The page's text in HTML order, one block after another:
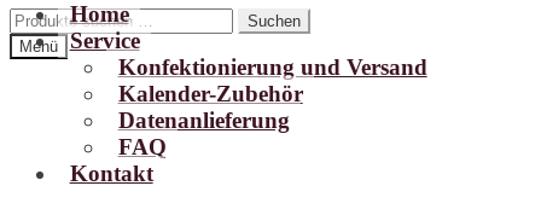
Zur
Navigation
springen
Zum
Inhalt
springen
Suchen
nach:
Suchen
Menü
Home
Service
Konfektionierung und Versand
Kalender-Zubehör
Datenanlieferung
FAQ
Kontakt